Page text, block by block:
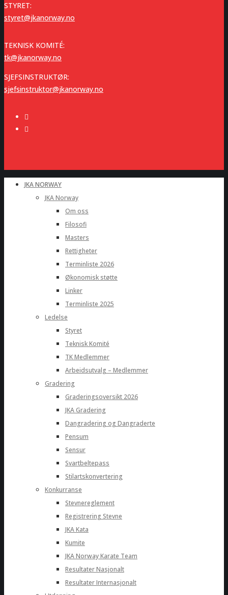
STYRET:
styret@jkanorway.no
TEKNISK KOMITÉ:
tk@jkanorway.no
SJEFSINSTRUKTØR:
sjefsinstruktor@jkanorway.no
JKA NORWAY
JKA Norway
Om oss
Filosofi
Masters
Rettigheter
Terminliste 2026
Økonomisk støtte
Linker
Terminliste 2025
Ledelse
Styret
Teknisk Komité
TK Medlemmer
Arbeidsutvalg – Medlemmer
Gradering
Graderingsoversikt 2026
JKA Gradering
Dangradering og Dangraderte
Pensum
Sensur
Svartbeltepass
Stilartskonvertering
Konkurranse
Stevnereglement
Registrering Stevne
JKA Kata
Kumite
JKA Norway Karate Team
Resultater Nasjonalt
Resultater Internasjonalt